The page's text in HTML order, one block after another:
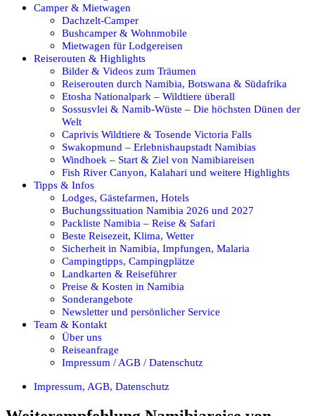
Camper & Mietwagen
Dachzelt-Camper
Bushcamper & Wohnmobile
Mietwagen für Lodgereisen
Reiserouten & Highlights
Bilder & Videos zum Träumen
Reiserouten durch Namibia, Botswana & Südafrika
Etosha Nationalpark – Wildtiere überall
Sossusvlei & Namib-Wüste – Die höchsten Dünen der
Welt
Caprivis Wildtiere & Tosende Victoria Falls
Swakopmund – Erlebnishaupstadt Namibias
Windhoek – Start & Ziel von Namibiareisen
Fish River Canyon, Kalahari und weitere Highlights
Tipps & Infos
Lodges, Gästefarmen, Hotels
Buchungssituation Namibia 2026 und 2027
Packliste Namibia – Reise & Safari
Beste Reisezeit, Klima, Wetter
Sicherheit in Namibia, Impfungen, Malaria
Campingtipps, Campingplätze
Landkarten & Reiseführer
Preise & Kosten in Namibia
Sonderangebote
Newsletter und persönlicher Service
Team & Kontakt
Über uns
Reiseanfrage
Impressum / AGB / Datenschutz
Impressum, AGB, Datenschutz